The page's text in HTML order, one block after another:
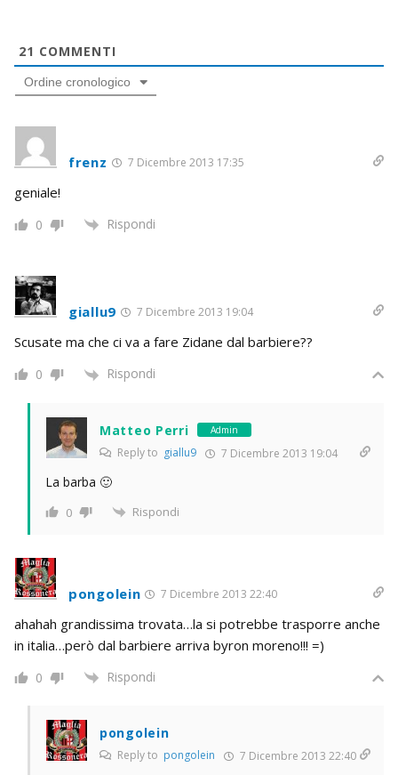
21 COMMENTI
Ordine cronologico
frenz 7 Dicembre 2013 17:35
geniale!
0 Rispondi
giallu9 7 Dicembre 2013 19:04
Scusate ma che ci va a fare Zidane dal barbiere??
0 Rispondi
Matteo Perri Admin
Reply to giallu9 7 Dicembre 2013 19:04
La barba 🙂
0 Rispondi
pongolein 7 Dicembre 2013 22:40
ahahah grandissima trovata…la si potrebbe trasporre anche
in italia…però dal barbiere arriva byron moreno!!! =)
0 Rispondi
pongolein
Reply to pongolein 7 Dicembre 2013 22:40